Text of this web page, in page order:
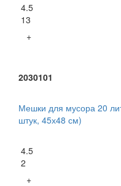
4.5
13
+
2030101
Мешки для мусора 20
штук, 45х48 см)
4.5
2
+